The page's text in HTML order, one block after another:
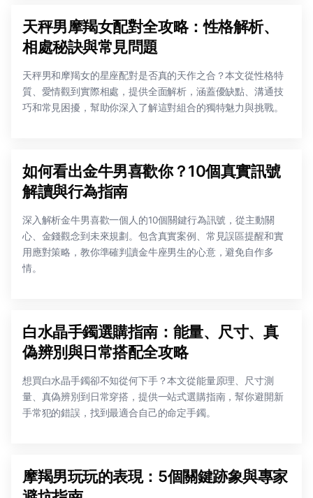
天秤男摩羯女配對全攻略：性格解析、
相處秘訣與常見問題
天秤男和摩羯女的星座配對是否真的天作之合？本文從性格特
質、愛情觀到實際相處，提供全面解析，涵蓋優缺點、溝通技
巧和常見困擾，幫助你深入了解這對組合的獨特魅力與挑戰。
如何看出金牛男喜歡你？10個真實訊號
解讀與行為指南
深入解析金牛男喜歡一個人的10個關鍵行為訊號，從主動關
心、金錢觀念到未來規劃。包含真實案例、常見誤區提醒和實
用應對策略，教你準確判讀金牛座男生的心意，避免自作多
情。
白水晶手鐲選購指南：能量、尺寸、真
偽辨別與日常搭配全攻略
想買白水晶手鐲卻不知從何下手？本文從能量原理、尺寸測
量、真偽辨別到日常穿搭，提供一站式選購指南，幫你避開新
手常犯的錯誤，找到最適合自己的命定手鐲。
摩羯男玩玩的表現：5個關鍵跡象與專家